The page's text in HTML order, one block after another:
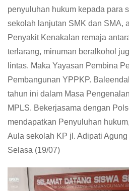
penyuluhan hukum kepada para
sekolah lanjutan SMK dan SMA,
Penyakit Kenakalan remaja
terlarang, minuman beralkohol
lintas. Maka Yayasan Pembina
Pembangunan YPPKP.
tahun ini dalam Masa
MPLS. Bekerjasama dengan
mendapatkan Penyuluhan
Aula sekolah KP jl. Adipati
Selasa (19/07)